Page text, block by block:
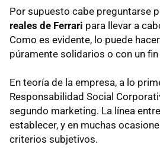
Por supuesto cabe preguntarse
reales de Ferrari para llevar a
Como es evidente, lo puede
púramente solidarios o con un
En teoría de la empresa, a lo
Responsabilidad Social
segundo marketing. La línea
establecer, y en muchas
criterios subjetivos.